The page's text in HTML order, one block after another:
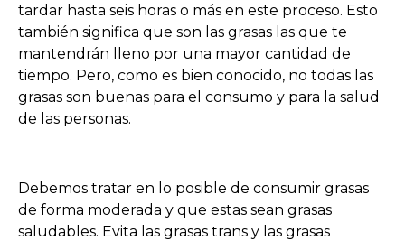
tardar hasta seis horas o más en este proceso. Esto
también significa que son las grasas las que te
mantendrán lleno por una mayor cantidad de
tiempo. Pero, como es bien conocido, no todas las
grasas son buenas para el consumo y para la salud
de las personas.
Debemos tratar en lo posible de consumir grasas
de forma moderada y que estas sean grasas
saludables. Evita las grasas trans y las grasas